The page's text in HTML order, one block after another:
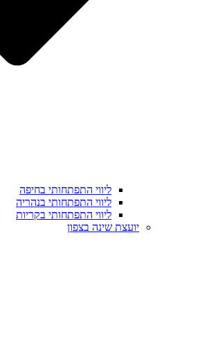
ליווי התפתחותי בחיפה
ליווי התפתחותי בנהריה
ליווי התפתחותי בקריות
יועצת שינה בצפון